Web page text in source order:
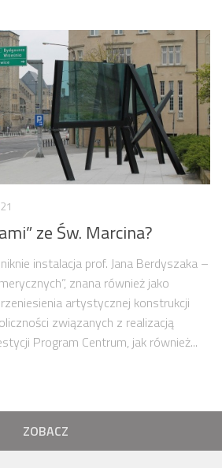
ze Św. Marcina?
instalacja prof. Jana Berdyszaka –
znana również jako
artystycznej konstrukcji
związanych z realizacją
Program Centrum, jak również...
ZOBACZ